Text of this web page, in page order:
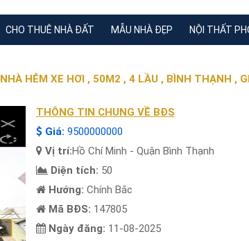
CHO THUÊ NHÀ ĐẤT MẪU NHÀ ĐẸP NỘI THẤT
NHÀ HẺM XE HƠI , 50M2 , 4 LẦU , BÌNH THẠNH ,
THÔNG TIN CHUNG VỀ BĐS
Giá: 9500000000
Vị trí:Hồ Chí Minh - Quận Bình Thạnh
Diện tích: 50
Hướng: Chính Bắc
Mã BĐS: 147805
Ngày đăng: 11-08-2025